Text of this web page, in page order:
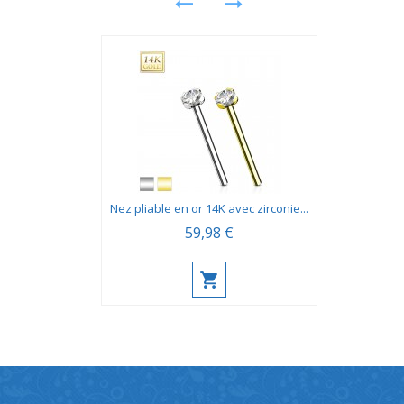
Nez pliable en or 14K avec zirconie...
59,98 €